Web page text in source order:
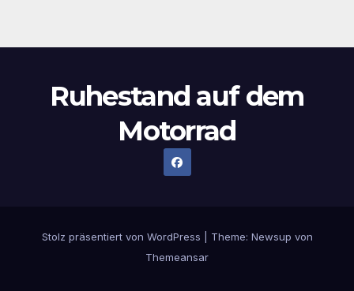
Ruhestand auf dem
Motorrad
Stolz präsentiert von WordPress Theme: Newsup von
Themeansar